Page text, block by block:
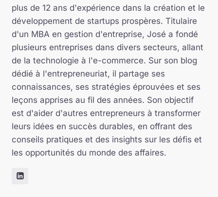
plus de 12 ans d'expérience dans la création et le
développement de startups prospères. Titulaire
d'un MBA en gestion d'entreprise, José a fondé
plusieurs entreprises dans divers secteurs, allant
de la technologie à l'e-commerce. Sur son blog
dédié à l'entrepreneuriat, il partage ses
connaissances, ses stratégies éprouvées et ses
leçons apprises au fil des années. Son objectif
est d'aider d'autres entrepreneurs à transformer
leurs idées en succès durables, en offrant des
conseils pratiques et des insights sur les défis et
les opportunités du monde des affaires.